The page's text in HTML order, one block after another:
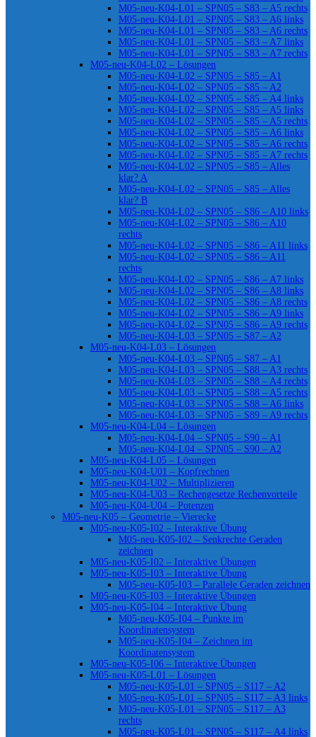
M05-neu-K04-L01 – SPN05 – S83 – A5 rechts
M05-neu-K04-L01 – SPN05 – S83 – A6 links
M05-neu-K04-L01 – SPN05 – S83 – A6 rechts
M05-neu-K04-L01 – SPN05 – S83 – A7 links
M05-neu-K04-L01 – SPN05 – S83 – A7 rechts
M05-neu-K04-L02 – Lösungen
M05-neu-K04-L02 – SPN05 – S85 – A1
M05-neu-K04-L02 – SPN05 – S85 – A2
M05-neu-K04-L02 – SPN05 – S85 – A4 links
M05-neu-K04-L02 – SPN05 – S85 – A5 links
M05-neu-K04-L02 – SPN05 – S85 – A5 rechts
M05-neu-K04-L02 – SPN05 – S85 – A6 links
M05-neu-K04-L02 – SPN05 – S85 – A6 rechts
M05-neu-K04-L02 – SPN05 – S85 – A7 rechts
M05-neu-K04-L02 – SPN05 – S85 – Alles
klar? A
M05-neu-K04-L02 – SPN05 – S85 – Alles
klar? B
M05-neu-K04-L02 – SPN05 – S86 – A10 links
M05-neu-K04-L02 – SPN05 – S86 – A10
rechts
M05-neu-K04-L02 – SPN05 – S86 – A11 links
M05-neu-K04-L02 – SPN05 – S86 – A11
rechts
M05-neu-K04-L02 – SPN05 – S86 – A7 links
M05-neu-K04-L02 – SPN05 – S86 – A8 links
M05-neu-K04-L02 – SPN05 – S86 – A8 rechts
M05-neu-K04-L02 – SPN05 – S86 – A9 links
M05-neu-K04-L02 – SPN05 – S86 – A9 rechts
M05-neu-K04-L03 – SPN05 – S87 – A2
M05-neu-K04-L03 – Lösungen
M05-neu-K04-L03 – SPN05 – S87 – A1
M05-neu-K04-L03 – SPN05 – S88 – A3 rechts
M05-neu-K04-L03 – SPN05 – S88 – A4 rechts
M05-neu-K04-L03 – SPN05 – S88 – A5 rechts
M05-neu-K04-L03 – SPN05 – S88 – A6 links
M05-neu-K04-L03 – SPN05 – S89 – A9 rechts
M05-neu-K04-L04 – Lösungen
M05-neu-K04-L04 – SPN05 – S90 – A1
M05-neu-K04-L04 – SPN05 – S90 – A2
M05-neu-K04-L05 – Lösungen
M05-neu-K04-U01 – Kopfrechnen
M05-neu-K04-U02 – Multiplizieren
M05-neu-K04-U03 – Rechengesetze Rechenvorteile
M05-neu-K04-U04 – Potenzen
M05-neu-K05 – Geometrie – Vierecke
M05-neu-K05-I02 – Interaktive Übung
M05-neu-K05-I02 – Senkrechte Geraden
zeichnen
M05-neu-K05-I02 – Interaktive Übungen
M05-neu-K05-I03 – Interaktive Übung
M05-neu-K05-I03 – Parallele Geraden zeichnen
M05-neu-K05-I03 – Interaktive Übungen
M05-neu-K05-I04 – Interaktive Übung
M05-neu-K05-I04 – Punkte im
Koordinatensystem
M05-neu-K05-I04 – Zeichnen im
Koordinatensystem
M05-neu-K05-I06 – Interaktive Übungen
M05-neu-K05-L01 – Lösungen
M05-neu-K05-L01 – SPN05 – S117 – A2
M05-neu-K05-L01 – SPN05 – S117 – A3 links
M05-neu-K05-L01 – SPN05 – S117 – A3
rechts
M05-neu-K05-L01 – SPN05 – S117 – A4 links